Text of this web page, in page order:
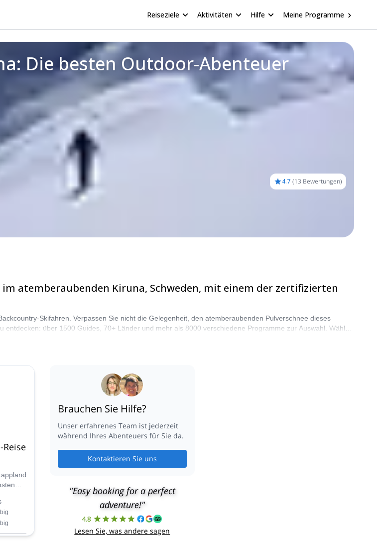
Reiseziele Aktivitäten Hilfe Meine Programme
Die besten Outdoor-Abenteuer
4.7 (13 Bewertungen)
atemberaubenden Kiruna, Schweden, mit einem der zertifizierten
Skifahren. Verpassen Sie nicht die Gelegenheit, den atemberaubenden Pulverschnee dieses
über 1500 Guides, 70+ Länder und mehr als 8000 verschiedene Programme zur Auswahl. Wählen
Brauchen Sie Hilfe?
Unser erfahrenes Team ist jederzeit
während Ihres Abenteuers für Sie da.
Kontaktieren Sie uns
"Easy booking for a perfect
adventure!"
4.8
Lesen Sie, was andere sagen